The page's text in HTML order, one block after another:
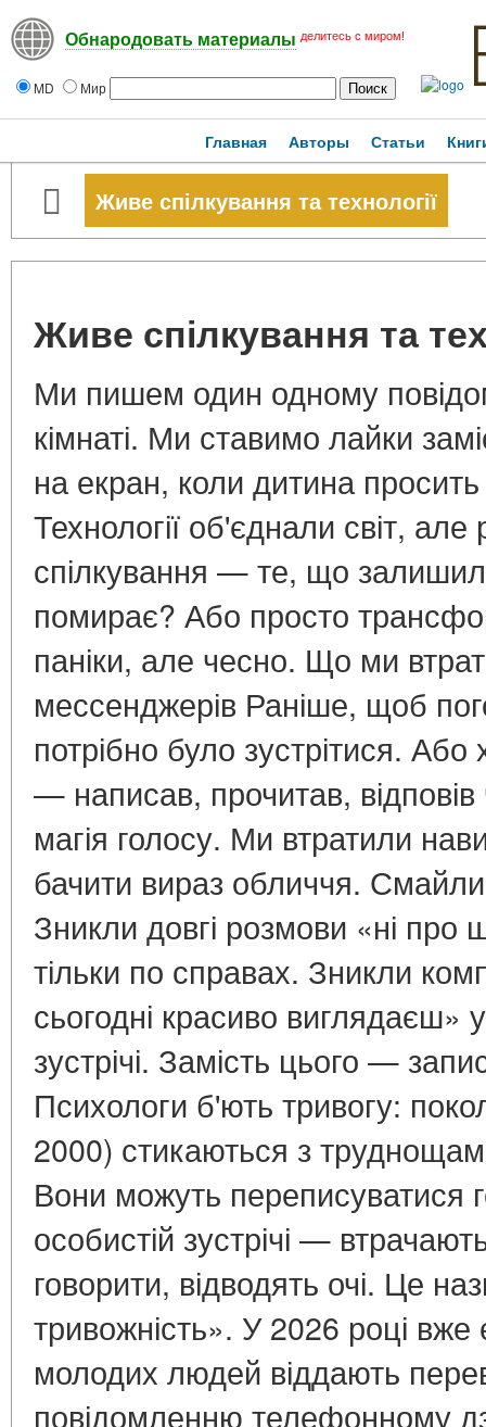
Обнародовать материалы делитесь с миром!
MD Мир
Главная Авторы Статьи
Живе спілкування та технології
Живе спілкування та
Ми пишем один одному
кімнаті. Ми ставимо лайки
на екран, коли дитина
Технології об'єднали світ,
спілкування — те, що
помирає? Або просто
паніки, але чесно. Що ми
мессенджерів Раніше, щоб
потрібно було зустрітися.
— написав, прочитав,
магія голосу. Ми втратили
бачити вираз обличчя.
Зникли довгі розмови «ні
тільки по справах. Зникли
сьогодні красиво виглядаєш»
зустрічі. Замість цього —
Психологи б'ють тривогу:
2000) стикаються з
Вони можуть переписуватися
особистій зустрічі —
говорити, відводять очі. Це
тривожність». У 2026 році
молодих людей віддають
повідомленню телефонному